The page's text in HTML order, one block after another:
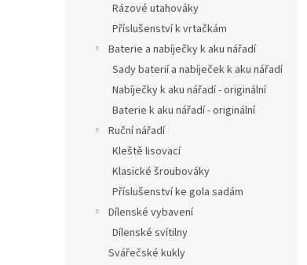
Rázové utahováky
Příslušenství k vrtačkám
Baterie a nabíječky k aku nářadí
Sady baterií a nabíječek k aku nářadí
Nabíječky k aku nářadí - originální
Baterie k aku nářadí - originální
Ruční nářadí
Kleště lisovací
Klasické šroubováky
Příslušenství ke gola sadám
Dílenské vybavení
Dílenské svítilny
Svářečské kukly